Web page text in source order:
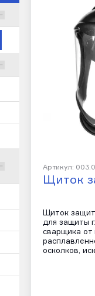
Артикул:
Щиток
Щиток
для защиты
сварщика от
осколков,